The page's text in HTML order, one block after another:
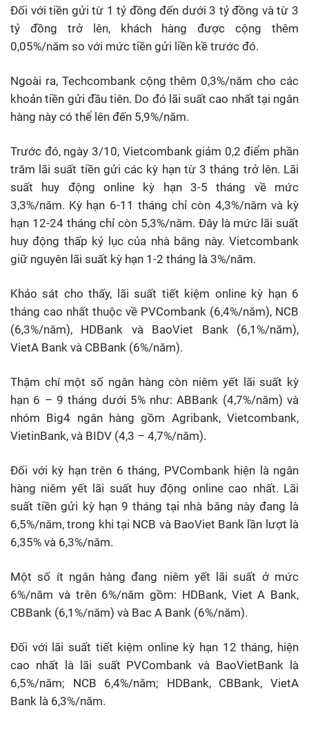
Đối với tiền gửi từ 1 tỷ đồng đến dưới 3 tỷ đồng và từ 3
tỷ đồng trở lên, khách hàng được cộng thêm
0,05%/năm so với mức tiền gửi liền kề trước đó.
Ngoài ra, Techcombank cộng thêm 0,3%/năm cho các
khoản tiền gửi đầu tiên. Do đó lãi suất cao nhất tại ngân
hàng này có thể lên đến 5,9%/năm.
Trước đó, ngày 3/10, Vietcombank giảm 0,2 điểm phần
trăm lãi suất tiền gửi các kỳ hạn từ 3 tháng trở lên. Lãi
suất huy động online kỳ hạn 3-5 tháng về mức
3,3%/năm. Kỳ hạn 6-11 tháng chỉ còn 4,3%/năm và kỳ
hạn 12-24 tháng chỉ còn 5,3%/năm. Đây là mức lãi suất
huy động thấp kỷ lục của nhà băng này. Vietcombank
giữ nguyên lãi suất kỳ hạn 1-2 tháng là 3%/năm.
Khảo sát cho thấy, lãi suất tiết kiệm online kỳ hạn 6
tháng cao nhất thuộc về PVCombank (6,4%/năm), NCB
(6,3%/năm), HDBank và BaoViet Bank (6,1%/năm),
VietA Bank và CBBank (6%/năm).
Thậm chí một số ngân hàng còn niêm yết lãi suất kỳ
hạn 6 – 9 tháng dưới 5% như: ABBank (4,7%/năm) và
nhóm Big4 ngân hàng gồm Agribank, Vietcombank,
VietinBank, và BIDV (4,3 – 4,7%/năm).
Đối với kỳ hạn trên 6 tháng, PVCombank hiện là ngân
hàng niêm yết lãi suất huy động online cao nhất. Lãi
suất tiền gửi kỳ hạn 9 tháng tại nhà băng này đang là
6,5%/năm, trong khi tại NCB và BaoViet Bank lần lượt là
6,35% và 6,3%/năm.
Một số ít ngân hàng đang niêm yết lãi suất ở mức
6%/năm và trên 6%/năm gồm: HDBank, Viet A Bank,
CBBank (6,1%/năm) và Bac A Bank (6%/năm).
Đối với lãi suất tiết kiệm online kỳ hạn 12 tháng, hiện
cao nhất là lãi suất PVCombank và BaoVietBank là
6,5%/năm; NCB 6,4%/năm; HDBank, CBBank, VietA
Bank là 6,3%/năm.